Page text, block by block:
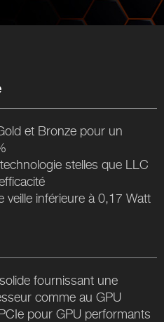
et Bronze pour un
stelles que LLC
inférieure à 0,17 Watt
fournissant une
comme au GPU
pour GPU performants